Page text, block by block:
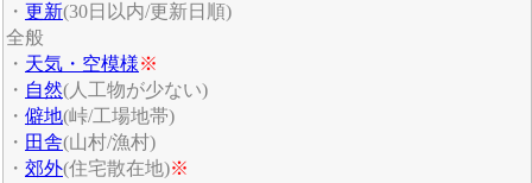
・ 更新(30日以内/更新日順)
全般
・ 天気・空模様※
・ 自然(人工物が少ない)
・ 僻地(峠/工場地帯)
・ 田舎(山村/漁村)
・ 郊外(住宅散在地)※